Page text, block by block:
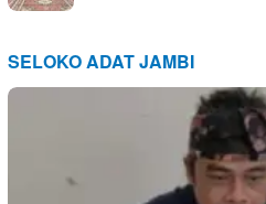
SELOKO ADAT JAMBI